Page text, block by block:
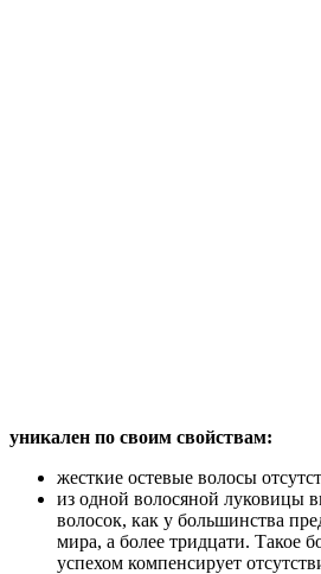
уникален по своим свойствам:
жесткие остевые волосы
из одной волосяной луковицы
волосок, как у большинства
мира, а более тридцати. Такое
успехом компенсирует